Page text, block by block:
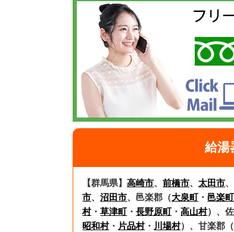
給湯
【群馬県】高崎市、前橋市、 太田市、
市、沼田市、邑楽郡（大泉町・邑楽町
村・草津町・長野原町・高山村）、
昭和村・ 片品村・ 川場村）、甘楽郡（